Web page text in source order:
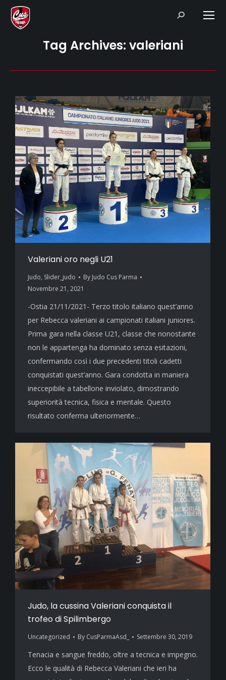
Search:
Tag Archives: valeriani
Valeriani oro negli U21
Judo, Slider_judo By Judo Cus Parma
Novembre 21, 2021
-Ostia 21/11/2021- Terzo titolo italiano quest’anno
per Rebecca valeriani ai campionati italiani juniores.
Prima gara nella classe U21, classe che nonostante
non le appartenga ha dominato senza esitazioni,
confermando così i due precedenti titoli cadetti
conquistati quest’anno. Gara condotta in maniera
ineccepibile a tabellone inviolato, dimostrando
superiorità tecnica, fisica e mentale. Questo
risultato conferma ulteriormente…
Judo, la cussina Valeriani conquista il
trofeo di Spilimbergo
Uncategorized By CusParmaAsd_ Settembre 30, 2019
Tenacia e sangue freddo, oltre a tecnica e impegno.
Ecco le qualità di Rebecca Valeriani che ieri ha